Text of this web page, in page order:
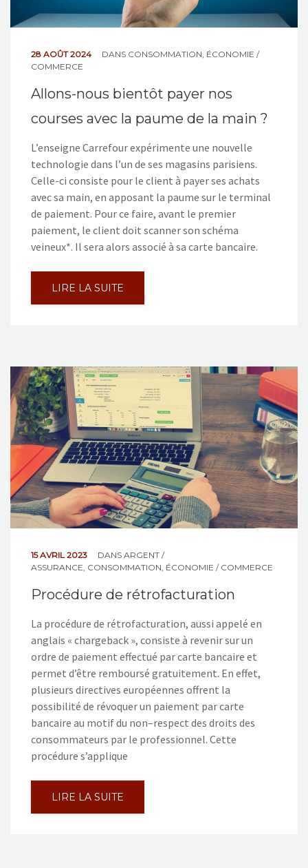
28 AOÛT 2024 DANS CONSOMMATION, ÉCONOMIE /
COMMERCE
Allons-nous bientôt payer nos
courses avec la paume de la main ?
L’enseigne Carrefour expérimente une nouvelle
technologie dans l’un de ses magasins parisiens.
Celle-ci consiste pour le client à payer ses achats
avec sa main, en apposant la paume sur le terminal
de paiement. Pour ce faire, avant le premier
paiement, le client doit scanner son schéma
veineux*. Il sera alors associé à sa carte bancaire.
LIRE LA SUITE
15 AVRIL 2023 DANS ARGENT /
ASSURANCE CONSOMMATION ÉCONOMIE / COMMERCE
Procédure de rétrofacturation
La procédure de rétrofacturation, aussi appelé en
anglais « chargeback », consiste à revenir sur un
ordre de paiement effectué par carte bancaire et
permet d’être remboursé gratuitement. En effet,
plusieurs directives européennes offrent la
possibilité de révoquer un paiement par carte
bancaire au motif du non–respect des droits des
consommateurs par le professionnel. Cette
procédure s’applique
LIRE LA SUITE